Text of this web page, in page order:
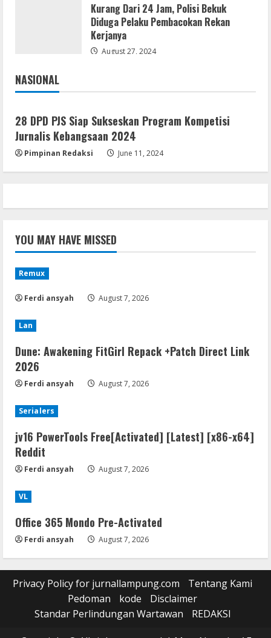
Kurang Dari 24 Jam, Polisi Bekuk
Diduga Pelaku Pembacokan Rekan
Kerjanya
August 27, 2024
NASIONAL
Jakarta
28 DPD PJS Siap Sukseskan Program Kompetisi
Jurnalis Kebangsaan 2024
Pimpinan Redaksi June 11, 2024
YOU MAY HAVE MISSED
Remux
Ferdi ansyah August 7, 2026
Lan
Dune: Awakening FitGirl Repack +Patch Direct Link
2026
Ferdi ansyah August 7, 2026
Serialers
jv16 PowerTools Free[Activated] [Latest] [x86-x64]
Reddit
Ferdi ansyah August 7, 2026
VL
Office 365 Mondo Pre-Activated
Ferdi ansyah August 7, 2026
Privacy Policy for jurnallampung.com
Tentang Kami
Pedoman
kode
Disclaimer
Standar Perlindungan Wartawan
REDAKSI